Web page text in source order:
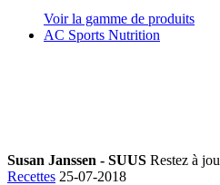
Voir la gamme de produits
AC Sports Nutrition
Susan Janssen - SUUS Restez à
Recettes 25-07-2018